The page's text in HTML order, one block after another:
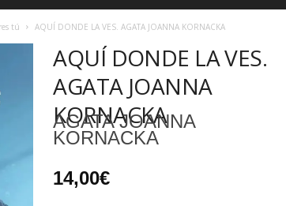
tú AQUÍ DONDE LA VES. AGATA JOANNA KORNACKA
AQUÍ DONDE LA VES.
AGATA JOANNA
KORNACKA
AGATA JOANNA
KORNACKA
14,00€